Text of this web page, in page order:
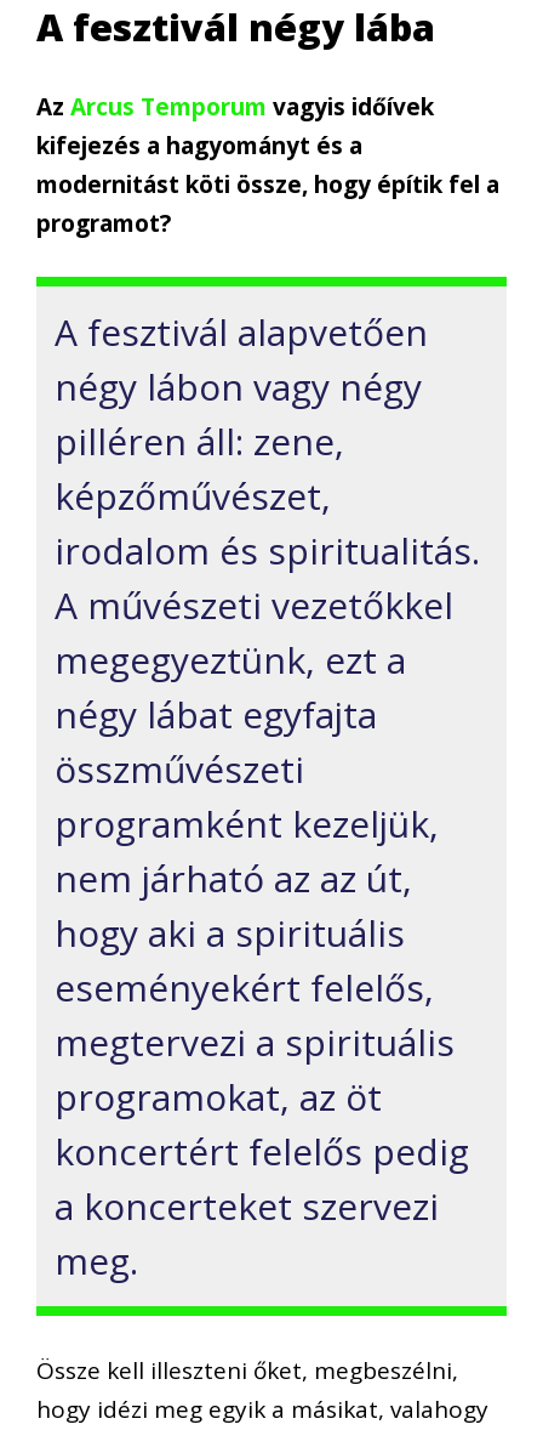
A fesztivál négy lába
Az Arcus Temporum vagyis időívek
kifejezés a hagyományt és a
modernitást köti össze, hogy építik fel a
programot?
A fesztivál alapvetően
négy lábon vagy négy
pilléren áll: zene,
képzőművészet,
irodalom és spiritualitás.
A művészeti vezetőkkel
megegyeztünk, ezt a
négy lábat egyfajta
összművészeti
programként kezeljük,
nem járható az az út,
hogy aki a spirituális
eseményekért felelős,
megtervezi a spirituális
programokat, az öt
koncertért felelős pedig
a koncerteket szervezi
meg.
Össze kell illeszteni őket, megbeszélni,
hogy idézi meg egyik a másikat, valahogy